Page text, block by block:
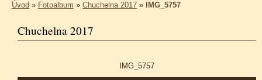
Úvod » Fotoalbum » Chuchelna 2017 » IMG_5757
Chuchelna 2017
IMG_5757